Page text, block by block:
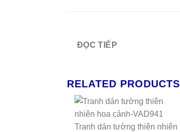
ĐỌC TIẾP
RELATED PRODUCTS
Tranh dán tường thiên nhiên